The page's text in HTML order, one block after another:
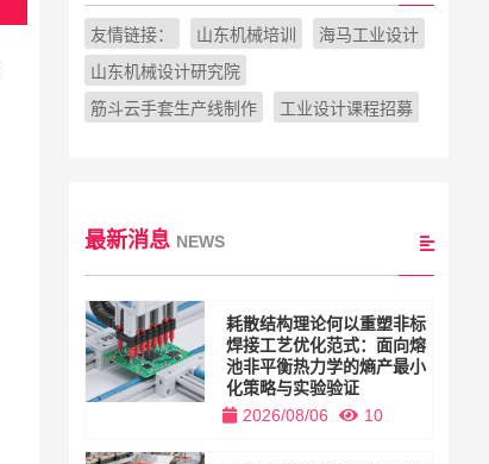
友情链接： 山东机械培训
海马工业设计
山东机械设计研究院
筋斗云手套生产线制作
工业设计课程招募
最新消息 NEWS
耗散结构理论何以重塑非标
焊接工艺优化范式：面向熔
池非平衡热力学的熵产最小
化策略与实验验证
2026/08/06
10